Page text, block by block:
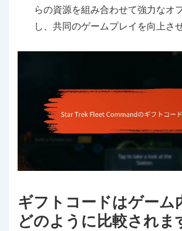
らの資源を組み合わせて強力なオ
し、共同のゲームプレイを向上さ
ギフトコードはゲーム
どのように比較されま